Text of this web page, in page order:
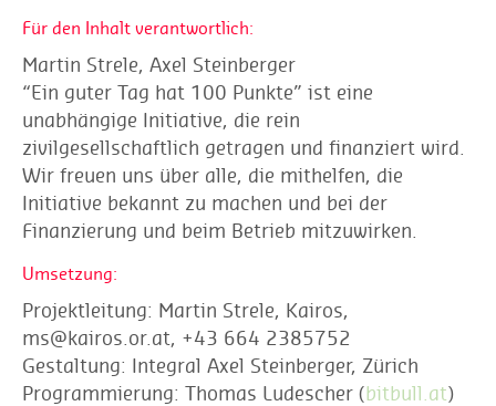
Für den Inhalt verantwortlich:
Martin Strele, Axel Steinberger
“Ein guter Tag hat 100 Punkte” ist eine
unabhängige Initiative, die rein
zivilgesellschaftlich getragen und finanziert wird.
Wir freuen uns über alle, die mithelfen, die
Initiative bekannt zu machen und bei der
Finanzierung und beim Betrieb mitzuwirken.
Umsetzung:
Projektleitung: Martin Strele, Kairos,
ms@kairos.or.at, +43 664 2385752
Gestaltung: Integral Axel Steinberger, Zürich
Programmierung: Thomas Ludescher (bitbull.at)